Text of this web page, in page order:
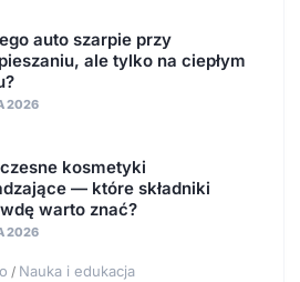
auto szarpie przy
ale tylko na ciepłym
2026
kosmetyki
— które składniki
warto znać?
2026
/ Nauka i edukacja